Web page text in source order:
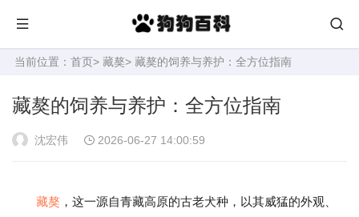
当前位置： 首页> 藏獒> 藏獒的饲养与养护：全方位指南
藏獒的饲养与养护：全方位指南
沈宏伟 2026-06-27 14:00:59
藏獒 ，这一源自青藏高原的古老犬种，以其威猛的外观、